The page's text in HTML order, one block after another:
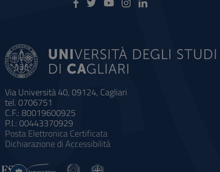
Via Università 40, 09124, Cagliari
tel. 0706751
C.F.: 80019600925
P.I.: 00443370929
Posta Elettronica Certificata
Dichiarazione di Accessibilità
Impostazioni